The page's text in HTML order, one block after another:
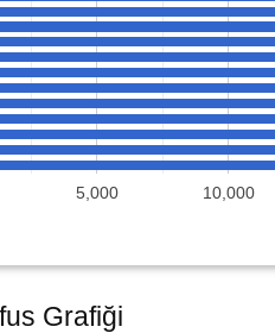
5,000 10,000
Grafiği